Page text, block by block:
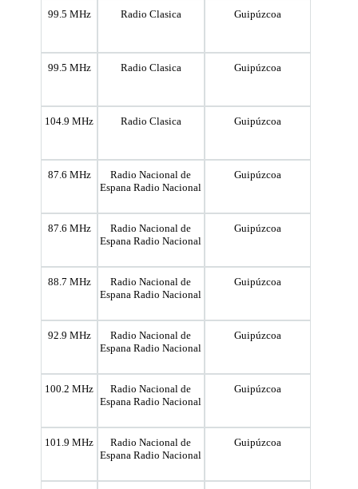
99.5 MHz Radio Clasica Guipúzcoa
99.5 MHz Radio Clasica Guipúzcoa
104.9 MHz Radio Clasica Guipúzcoa
87.6 MHz
Radio Nacional de
Espana Radio Nacional
Guipúzcoa
87.6 MHz
Radio Nacional de
Espana Radio Nacional
Guipúzcoa
88.7 MHz
Radio Nacional de
Espana Radio Nacional
Guipúzcoa
92.9 MHz
Radio Nacional de
Espana Radio Nacional
Guipúzcoa
100.2 MHz
Radio Nacional de
Espana Radio Nacional
Guipúzcoa
101.9 MHz
Radio Nacional de
Espana Radio Nacional
Guipúzcoa